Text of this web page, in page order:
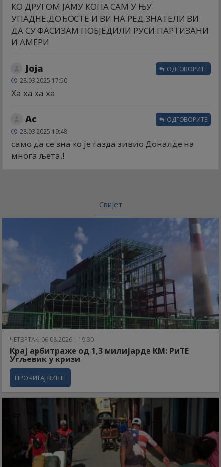
КО ДРУГОМ ЈАМУ КОПА САМ У ЊУ
УПАДНЕ.ДОЂОСТЕ И ВИ НА РЕД.ЗНАТЕЛИ ВИ
ДА СУ ФАСИЗАМ ПОБЈЕДИЛИ РУСИ.ПАРТИЗАНИ
И АМЕРИ
Јоја
28.03.2025 17:50
Ха ха ха ха
ОДГОВОРИТЕ
Ас
28.03.2025 19:48
само да се зна ко је газда зивио Доналде на
многа љета.!
ОДГОВОРИТЕ
Свијет
ЧЕТВРТАК, 06.08.2026 | 19:30
Крај арбитраже од 1,3 милијарде КМ: РиТЕ
Угљевик у кризи
ПРОЧИТАЈ ВИШЕ